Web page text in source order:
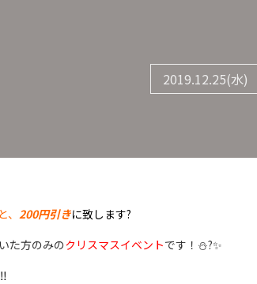
2019.12.25(水)
200円引きに致します?
た方のみのクリスマスイベントです！⛄?✨